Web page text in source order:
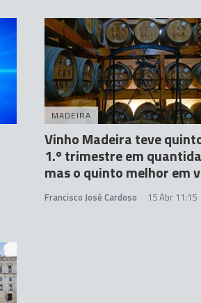
MADEIRA
Vinho Madeira teve
1.º trimestre em
mas o quinto melhor em
Francisco José Cardoso 15 Abr 11:15